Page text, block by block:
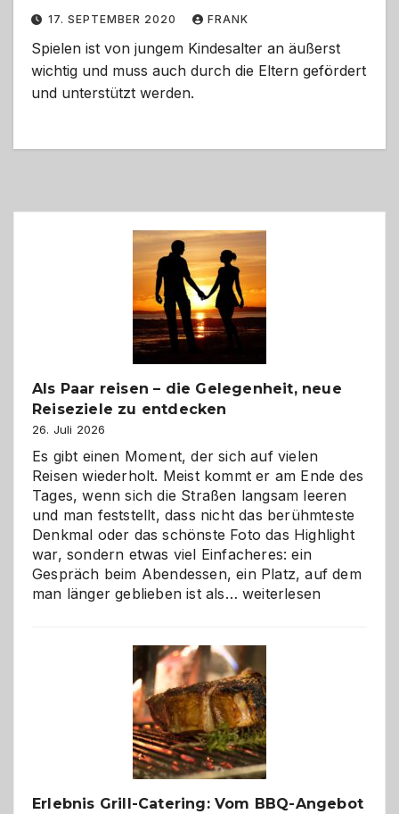
17. SEPTEMBER 2020 FRANK
Spielen ist von jungem Kindesalter an äußerst
wichtig und muss auch durch die Eltern gefördert
und unterstützt werden.
Als Paar reisen – die Gelegenheit, neue
Reiseziele zu entdecken
26. Juli 2026
Es gibt einen Moment, der sich auf vielen
Reisen wiederholt. Meist kommt er am Ende des
Tages, wenn sich die Straßen langsam leeren
und man feststellt, dass nicht das berühmteste
Denkmal oder das schönste Foto das Highlight
war, sondern etwas viel Einfacheres: ein
Gespräch beim Abendessen, ein Platz, auf dem
man länger geblieben ist als… Als
–
die
Gelegenheit,
neue
Reiseziele
zu
entdecken
weiterlesen
Erlebnis Grill-Catering: Vom BBQ-Angebot